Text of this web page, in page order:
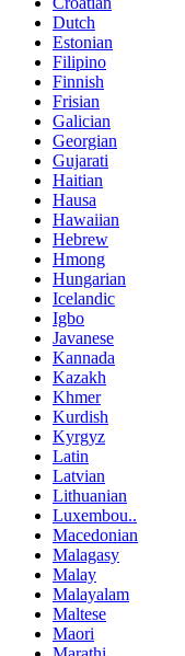
Dutch
Estonian
Filipino
Finnish
Frisian
Galician
Georgian
Gujarati
Haitian
Hausa
Hawaiian
Hebrew
Hmong
Hungarian
Icelandic
Igbo
Javanese
Kannada
Kazakh
Khmer
Kurdish
Kyrgyz
Latin
Latvian
Lithuanian
Luxembou..
Macedonian
Malagasy
Malay
Malayalam
Maltese
Maori